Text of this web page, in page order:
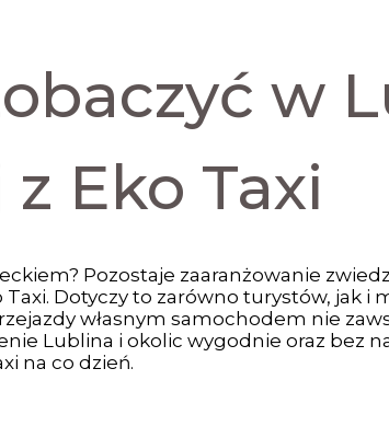
w
Eko Taxi
Pozostaje zaaranżowanie
Dotyczy to zarówno turystów, jak i
własnym samochodem nie
Lublina i okolic wygodnie oraz bez
na co dzień.